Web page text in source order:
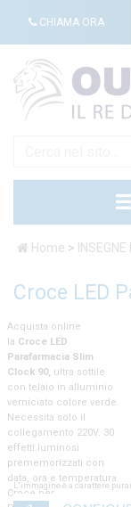
CHIAMA ORA
Home >
Croce LED
Acquista online
la Croce LED
Parafarmacia Slim
Clock 90, ultra sottile
con telaio in alluminio
verniciato colore verde.
Necessita solo il
collegamento 220V. 30
effetti luminosi
prememorizzati con
data, ora e temperatura.
Croce per
L'immagine è a carattere